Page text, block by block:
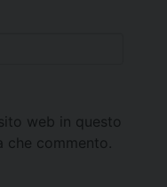
web in questo
che commento.